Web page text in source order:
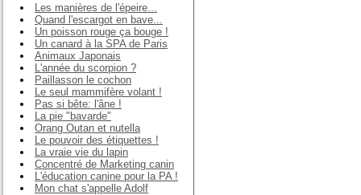
Les manières de l'épeire...
Quand l'escargot en bave...
Un poisson rouge ça bouge !
Un canard à la SPA de Paris
Animaux Japonais
L'année du scorpion ?
Paillasson le cochon
Le seul mammifère volant !
Pas si bête: l'âne !
La pie "bavarde"
Orang Outan et nutella
Le pouvoir des étiquettes !
La vraie vie du lapin
Concentré de Marketing canin
L'éducation canine pour la PA !
Mon chat s'appelle Adolf